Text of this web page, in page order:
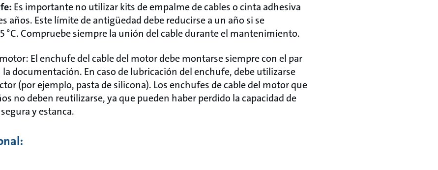
Es importante no utilizar kits de empalme de cables o cinta adhesiva
años. Este límite de antigüedad debe reducirse a un año si se
°C. Compruebe siempre la unión del cable durante el mantenimiento.
El enchufe del cable del motor debe montarse siempre con el par
documentación. En caso de lubricación del enchufe, debe utilizarse
(por ejemplo, pasta de silicona). Los enchufes de cable del motor que
no deben reutilizarse, ya que pueden haber perdido la capacidad de
y estanca.